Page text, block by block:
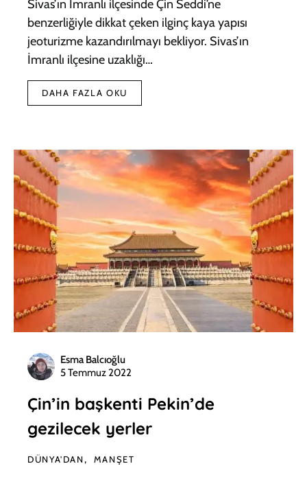
Sivas’ın İmranlı ilçesinde Çin Seddi’ne
benzerliğiyle dikkat çeken ilginç kaya yapısı
jeoturizme kazandırılmayı bekliyor. Sivas’ın
İmranlı ilçesine uzaklığı…
DAHA FAZLA OKU
Esma Balcıoğlu
5 Temmuz 2022
Çin’in başkenti Pekin’de
gezilecek yerler
DÜNYA'DAN MANŞET